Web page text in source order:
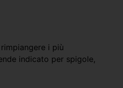
i più
indicato per spigole,